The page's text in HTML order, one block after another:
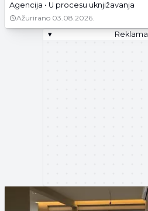
Agencija • U procesu uknjižavanja
Ažurirano 03.08.2026.
▾
Reklama